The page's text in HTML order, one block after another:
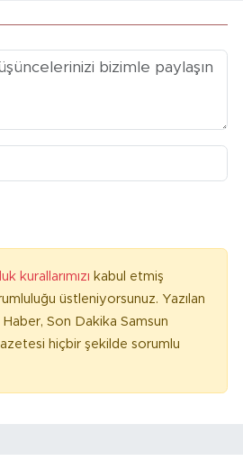
kurallarımızı kabul etmiş
üstleniyorsunuz. Yazılan
Son Dakika Samsun
hiçbir şekilde sorumlu